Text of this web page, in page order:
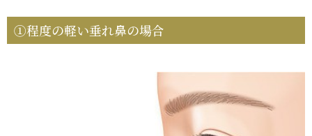
①程度の軽い垂れ鼻の場合